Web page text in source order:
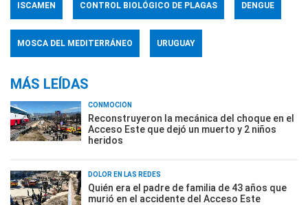
ISCAMEN CONTROL BIOLÓGICO DE PLAGAS DENGUE
MOSCA DEL MEDITERRÁNEO URUGUAY
MÁS LEÍDAS
CONMOCIÓN
Reconstruyeron la mecánica del choque en el
Acceso Este que dejó un muerto y 2 niños
heridos
DOLOR EN LAS REDES
Quién era el padre de familia de 43 años que
murió en el accidente del Acceso Este